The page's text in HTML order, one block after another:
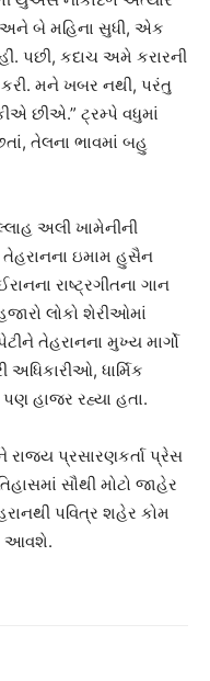
અને બે મહિના સુધી, એક
પછી, કદાચ અમે કરારની
મને ખબર નથી, પરંતુ
છીએ.” ટ્રમ્પે વધુમાં
તેલના ભાવમાં બહુ
અલી ખામેનીની
તેહરાનના ઇમામ હુસૈન
રાષ્ટ્રગીતના ગાન
લોકો શેરીઓમાં
તેહરાનના મુખ્ય માર્ગો
ધાર્મિક
હાજર રહ્યા હતા.
પ્રસારણકર્તા પ્રેસ
સૌથી મોટો જાહેર
પવિત્ર શહેર કોમ
આવશે.